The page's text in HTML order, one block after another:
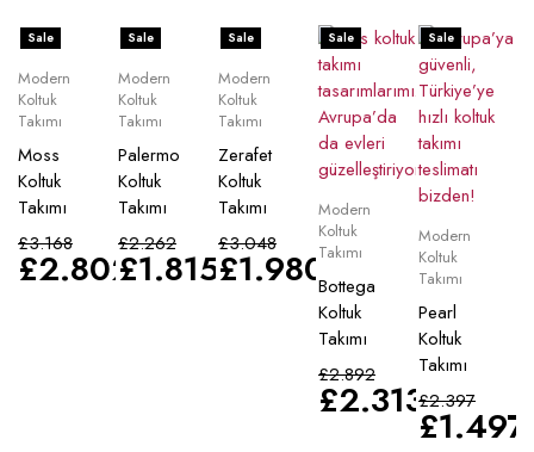
Sale
Modern
Koltuk
Takımı
Moss
Koltuk
Takımı
£3.168
£2.802
Sale
Modern
Koltuk
Takımı
Palermo
Koltuk
Takımı
£2.262
£1.815
Sale
Modern
Koltuk
Takımı
Zerafet
Koltuk
Takımı
£3.048
£1.980
Sale
Modern
Koltuk
Takımı
Bottega
Koltuk
Takımı
£2.892
£2.313
Sale
Modern
Koltuk
Takımı
Pearl
Koltuk
Takımı
£2.397
£1.497